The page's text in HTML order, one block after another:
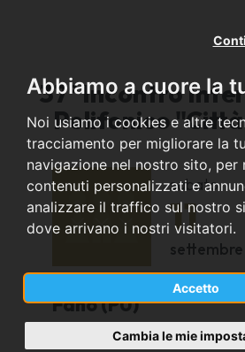
Abbiamo a cuore la
Noi usiamo i cookies e altre
tracciamento per migliorare la
navigazione nel nostro sito, per
contenuti personalizzati e
analizzare il traffico sul nostro
dove arrivano i nostri visitatori.
Accetto
Cambia le mie
37° Incontro
Polifonico
sabato
11
settembre
Fano (PU)
Teatro della Fortuna